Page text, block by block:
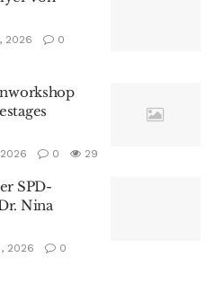
2026
0
0 29
SPD-
Nina
2026
0